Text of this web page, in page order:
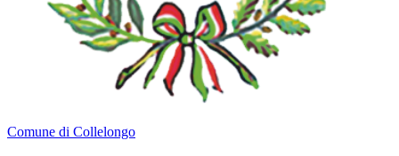
Comune di Collelongo